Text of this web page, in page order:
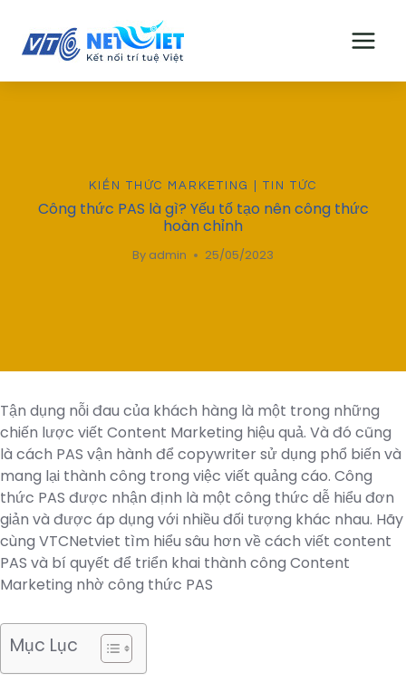
content
KIẾN THỨC MARKETING TIN TỨC
Công thức PAS là gì? Yếu tố tạo nên công thức
hoàn chỉnh
By admin 25/05/2023
Tận dụng nỗi đau của khách hàng là một trong những
chiến lược viết Content Marketing hiệu quả. Và đó cũng
là cách PAS vận hành để copywriter sử dụng phổ biến và
mang lại thành công trong việc viết quảng cáo. Công
thức PAS được nhận định là một công thức dễ hiểu đơn
giản và được áp dụng với nhiều đối tượng khác nhau. Hãy
cùng VTCNetviet tìm hiểu sâu hơn về cách viết content
PAS và bí quyết để triển khai thành công Content
Marketing nhờ công thức PAS
Mục Lục